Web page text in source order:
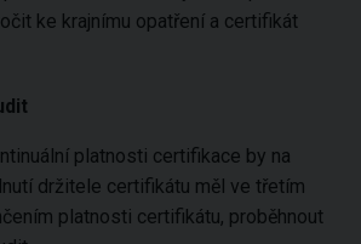
ke krajnímu opatření a certifikát
platnosti certifikace by na
držitele certifikátu měl ve třetím
platnosti certifikátu, proběhnout